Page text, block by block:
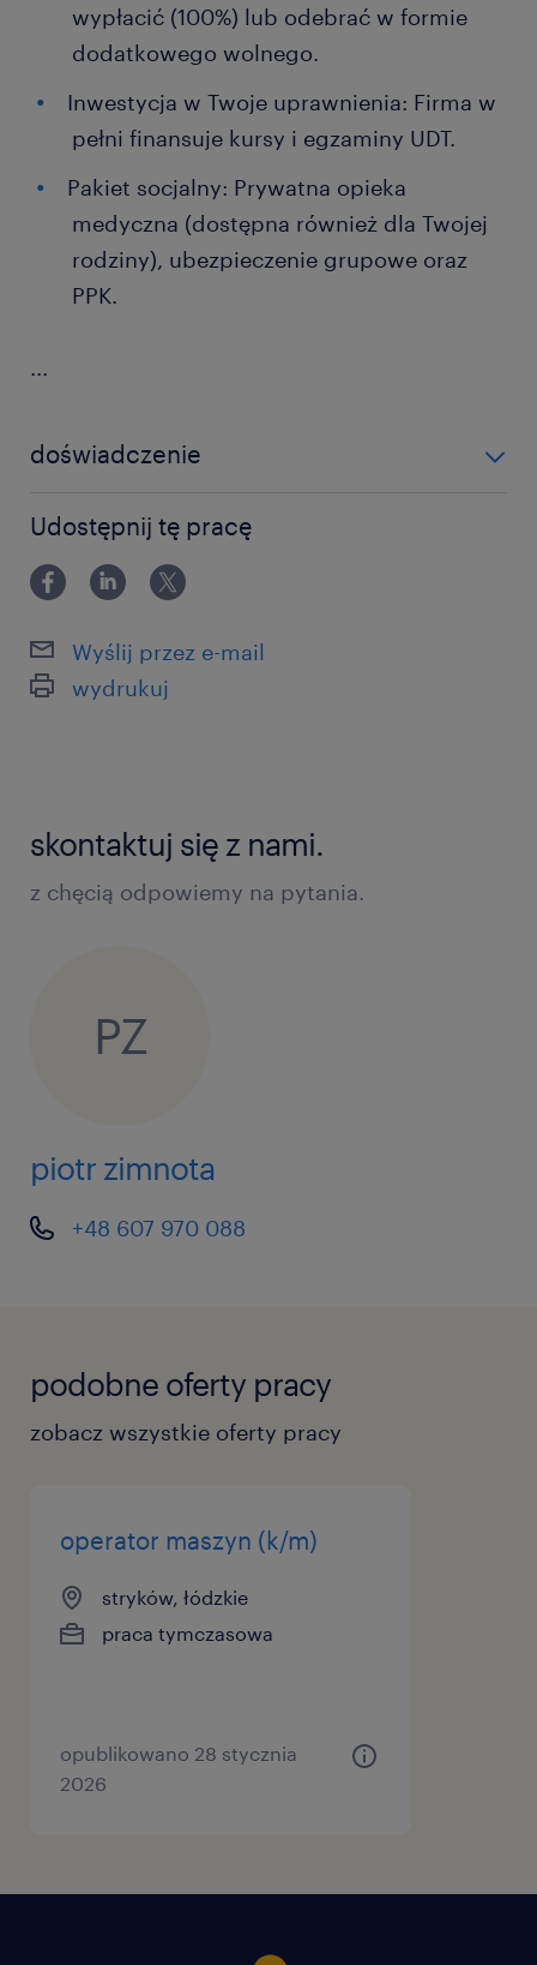
wypłacić (100%) lub odebrać w formie
dodatkowego wolnego.
Inwestycja w Twoje uprawnienia: Firma w
pełni finansuje kursy i egzaminy UDT.
Pakiet socjalny: Prywatna opieka
medyczna (dostępna również dla Twojej
rodziny), ubezpieczenie grupowe oraz
PPK.
...
doświadczenie
Udostępnij tę pracę
Wyślij przez e-mail
wydrukuj
skontaktuj się z nami.
z chęcią odpowiemy na pytania.
PZ
piotr zimnota
+48 607 970 088
podobne oferty pracy
zobacz wszystkie oferty pracy
operator maszyn (k/m)
stryków, łódzkie
praca tymczasowa
opublikowano 28 stycznia
2026